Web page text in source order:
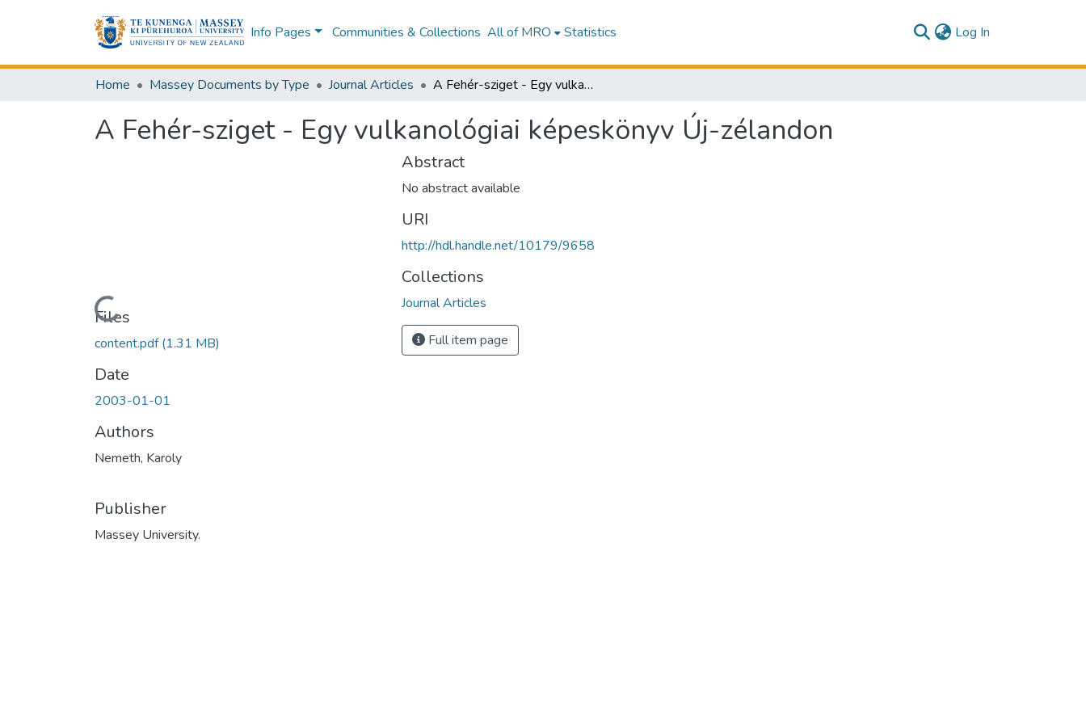
Info Pages Communities & Collections All of MRO Statistics Log In
Home Massey Documents by Type Journal Articles A Fehér-sziget - Egy vulkanológiai képeskönyv Új-zélandon
A Fehér-sziget - Egy vulkanológiai képeskönyv Új-zélandon
Loading...
Files
content.pdf(1.31 MB)
Date
2003-01-01
Authors
Nemeth, Karoly
Publisher
Massey University.
Abstract
No abstract available
URI
http://hdl.handle.net/10179/9658
Collections
Journal Articles
Full item page